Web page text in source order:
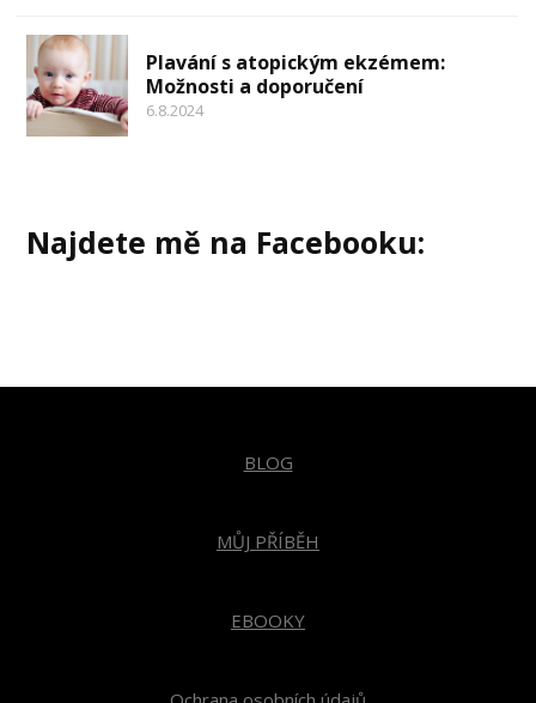
Plavání s atopickým ekzémem:
Možnosti a doporučení
6.8.2024
Najdete mě na Facebooku:
BLOG
MŮJ PŘÍBĚH
EBOOKY